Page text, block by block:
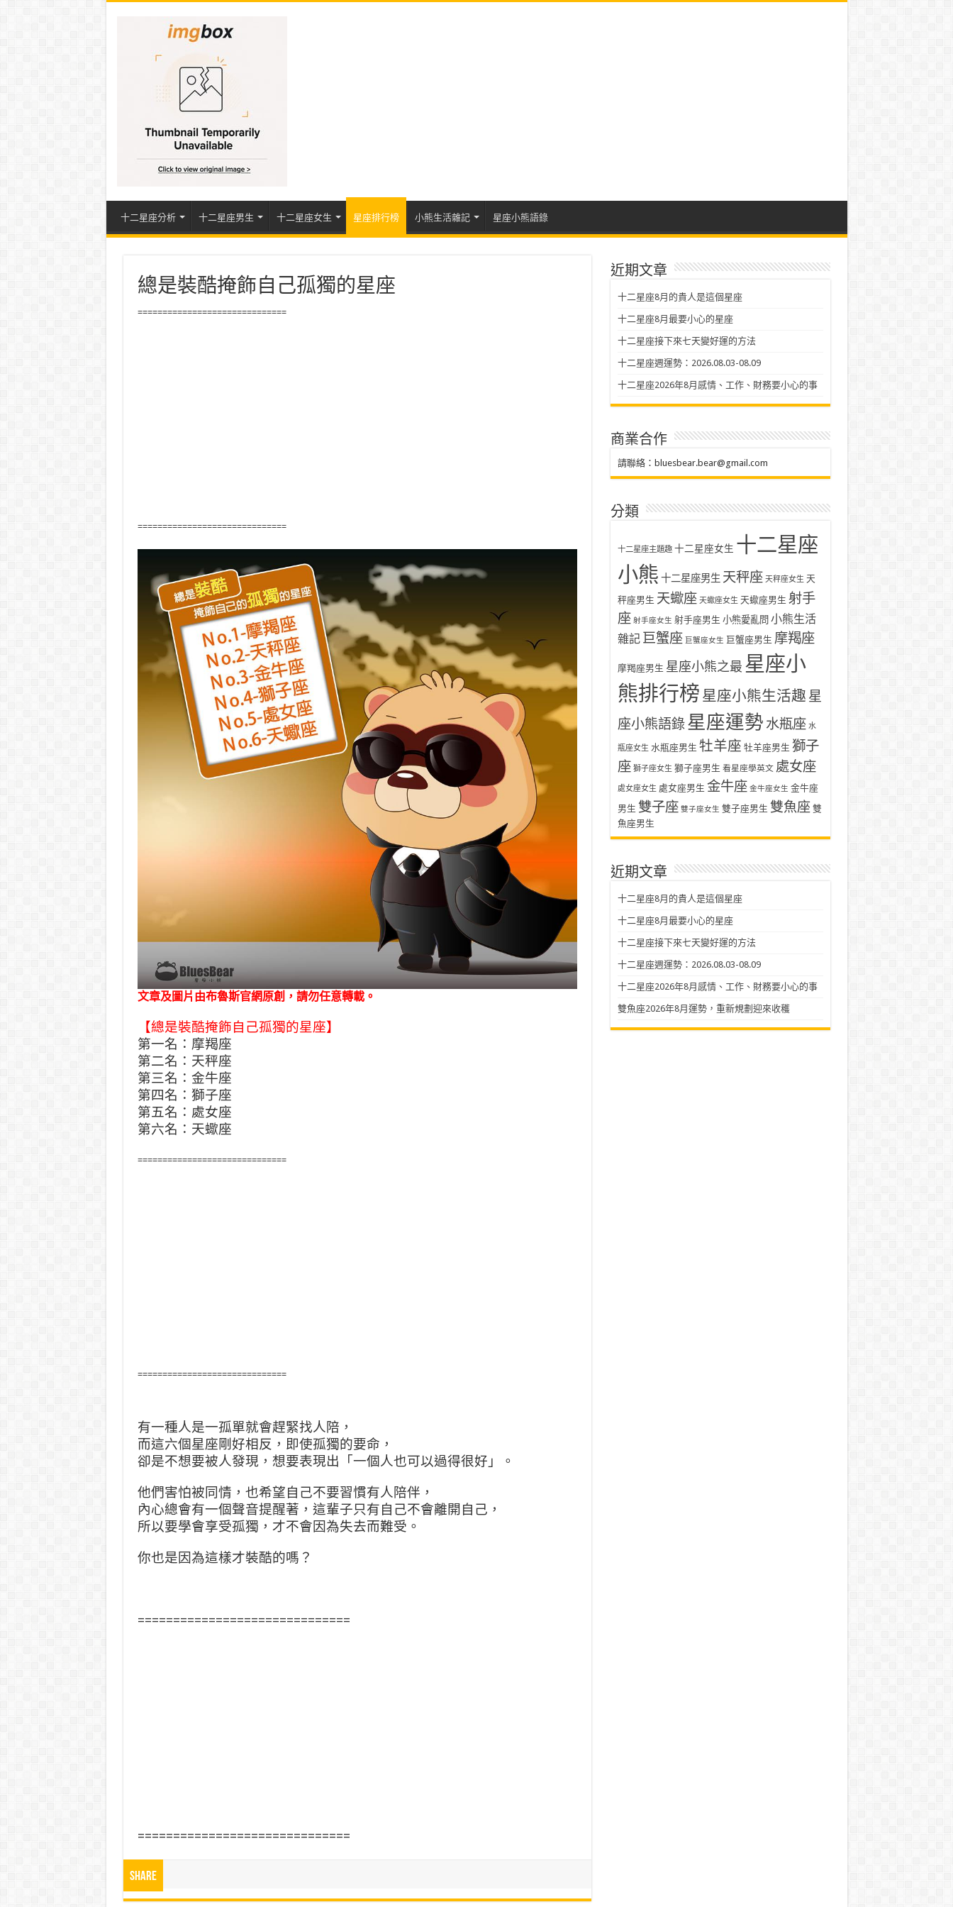
十二星座分析 十二星座男生 十二星座女生 星座排行榜 小熊生活雜記 星座小熊語錄
總是裝酷掩飾自己孤獨的星座
==============================
==============================
文章及圖片由布魯斯官網原創，請勿任意轉載。
【總是裝酷掩飾自己孤獨的星座】
第一名：摩羯座
第二名：天秤座
第三名：金牛座
第四名：獅子座
第五名：處女座
第六名：天蠍座
==============================
==============================
有一種人是一孤單就會趕緊找人陪，
而這六個星座剛好相反，即使孤獨的要命，
卻是不想要被人發現，想要表現出「一個人也可以過得很好 」。
他們害怕被同情，也希望自己不要習慣有人陪伴，
內心總會有一個聲音提醒著，這輩子只有自己不會離開自己 ，
所以要學會享受孤獨，才不會因為失去而難受。
你也是因為這樣才裝酷的嗎？
==============================
==============================
Share
近期文章
十二星座8月的貴人是這個星座
十二星座8月最要小心的星座
十二星座接下來七天變好運的方法
十二星座週運勢：2026.08.03-08.09
十二星座2026年8月感情、工作、財務要小心的事
商業合作
請聯絡： bluesbear.bear@gmail.com
分類
十二星座主題趣 十二星座女生 十二星座
小熊 十二星座男生 天秤座 天秤座女生 天
秤座男生 天蠍座 天蠍座女生 天蠍座男生 射手
座 射手座女生 射手座男生 小熊愛亂問 小熊生活
雜記 巨蟹座 巨蟹座女生 巨蟹座男生 摩羯座
摩羯座男生 星座小熊之最 星座小
熊排行榜 星座小熊生活趣 星
座小熊語錄星座運勢 水瓶座 水
瓶座女生 水瓶座男生 牡羊座 牡羊座男生 獅子
座 獅子座女生 獅子座男生 看星座學英文 處女座
處女座女生 處女座男生 金牛座 金牛座女生 金牛座
男生 雙子座 雙子座女生 雙子座男生 雙魚座 雙
魚座男生
近期文章
十二星座8月的貴人是這個星座
十二星座8月最要小心的星座
十二星座接下來七天變好運的方法
十二星座週運勢：2026.08.03-08.09
十二星座2026年8月感情、工作、財務要小心的事
雙魚座2026年8月運勢，重新規劃迎來收穫